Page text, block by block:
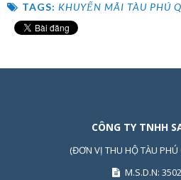
TAGS: KHUYẾN MÃI TÀU PHÚ
CÔNG TY TNHH
(ĐƠN VỊ THU HỘ TÀU PHÚ
M.S.D.N: